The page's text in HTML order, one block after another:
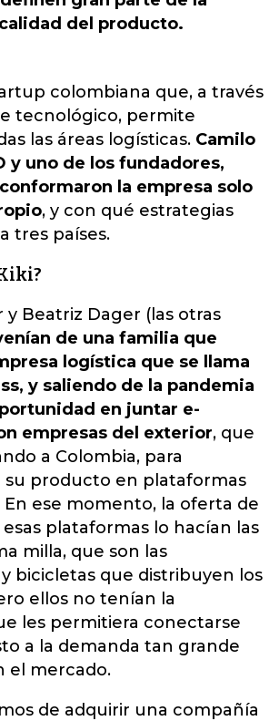
del producto.
colombiana que, a través
tecnológico, permite
las áreas logísticas. Camilo
y uno de los fundadores,
la empresa solo
, y con qué estrategias
tres países.
y Beatriz Dager (las otras
de una familia que
logística que se llama
y saliendo de la pandemia
en juntar e-
empresas del exterior, que
a Colombia, para
su producto en plataformas
ese momento, la oferta de
plataformas lo hacían las
milla, que son las
bicicletas que distribuyen los
ellos no tenían la
les permitiera conectarse
a la demanda tan grande
el mercado.
de adquirir una compañía